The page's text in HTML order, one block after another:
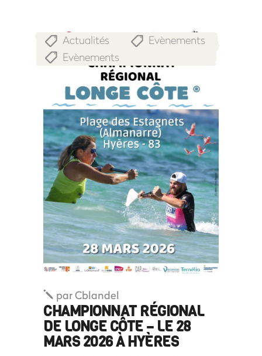
Actualités Evènements
Evènements
parCblandel
CHAMPIONNAT RÉGIONAL
DE LONGE CÔTE – LE 28
MARS 2026 À HYÈRES